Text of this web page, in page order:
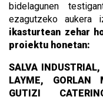
bidelagunen
ezagutzeko aukera
ikasturtean zehar
proiektu honetan:
SALVA
LAYME, GORLAN
GUTIZI